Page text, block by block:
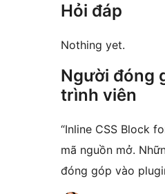
Hỏi đáp
Nothing yet.
Người đóng
trình viên
“Inline CSS Block
mã nguồn mở.
đóng góp vào